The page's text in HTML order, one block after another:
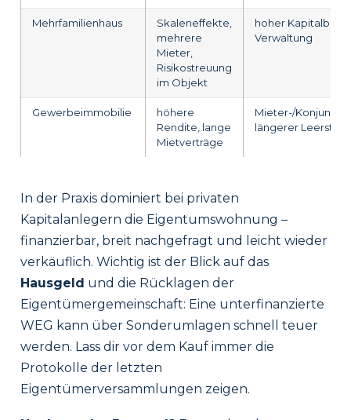
Mehrfamilienhaus
Skaleneffekte,
mehrere
Mieter,
Risikostreuung
im Objekt
hoher
Verwaltung
Gewerbeimmobilie
höhere
Rendite, lange
Mietverträge
Mieter-/
längerer
In der Praxis dominiert bei privaten
Kapitalanlegern die Eigentumswohnung –
finanzierbar, breit nachgefragt und leicht wieder
verkäuflich. Wichtig ist der Blick auf das
Hausgeld und die Rücklagen der
Eigentümergemeinschaft: Eine unterfinanzierte
WEG kann über Sonderumlagen schnell teuer
werden. Lass dir vor dem Kauf immer die
Protokolle der letzten
Eigentümerversammlungen zeigen.